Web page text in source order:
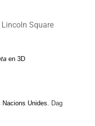
Square
en 3D
Unides. Dag